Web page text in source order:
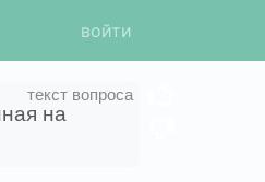
войти
на